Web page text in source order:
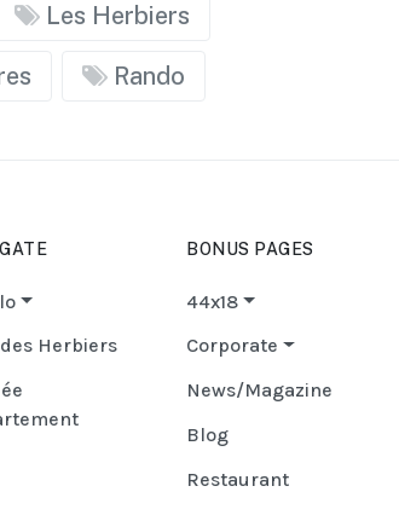
Les Herbiers
Rando
Herbiers
BONUS PAGES
44x18
Corporate
News/Magazine
Blog
Restaurant